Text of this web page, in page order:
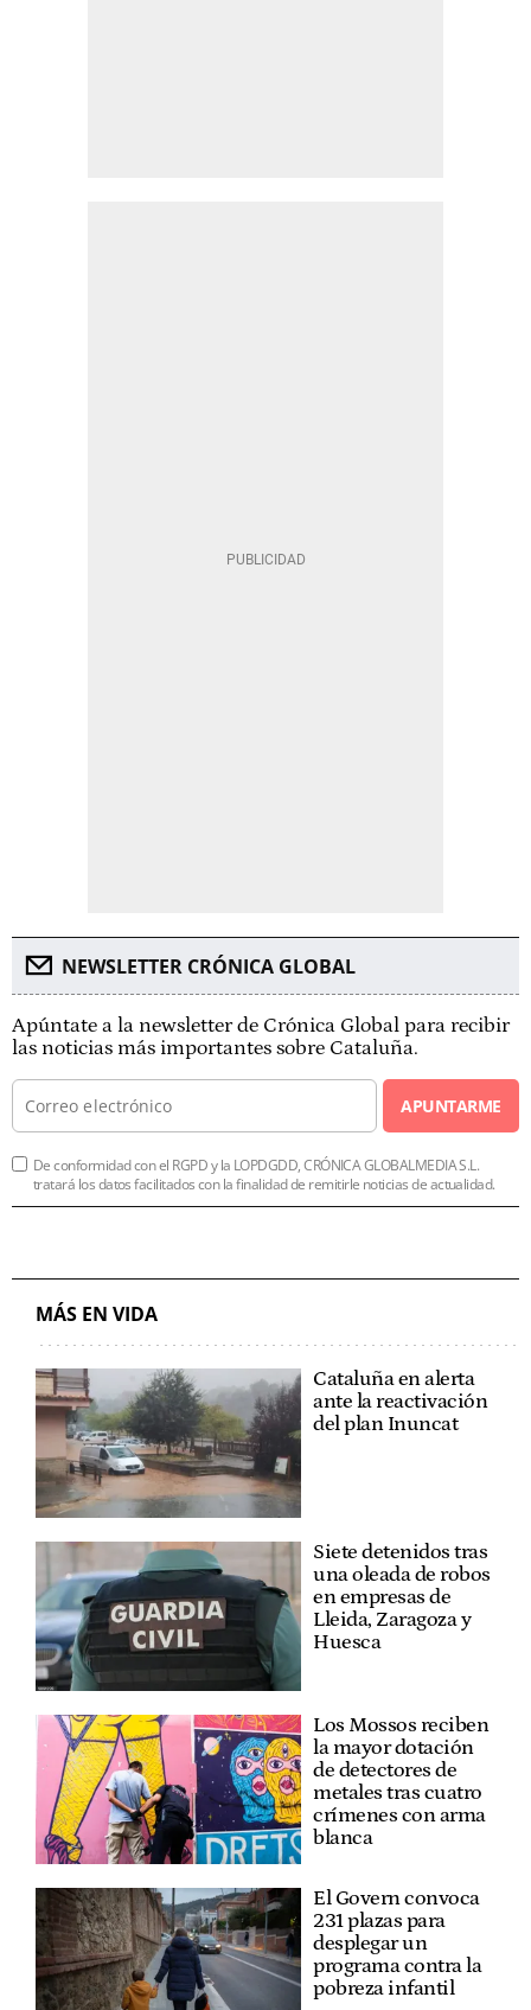
NEWSLETTER CRÓNICA GLOBAL
Apúntate a la newsletter de Crónica Global para recibir
las noticias más importantes sobre Cataluña.
APUNTARME
De conformidad con el RGPD y la LOPDGDD, CRÓNICA GLOBALMEDIA S.L.
tratará los datos facilitados con la finalidad de remitirle noticias de actualidad.
MÁS EN VIDA
Cataluña en alerta
ante la reactivación
del plan Inuncat
Siete detenidos tras
una oleada de robos
en empresas de
Lleida, Zaragoza y
Huesca
Los Mossos reciben
la mayor dotación
de detectores de
metales tras cuatro
crímenes con arma
blanca
El Govern convoca
231 plazas para
desplegar un
programa contra la
pobreza infantil